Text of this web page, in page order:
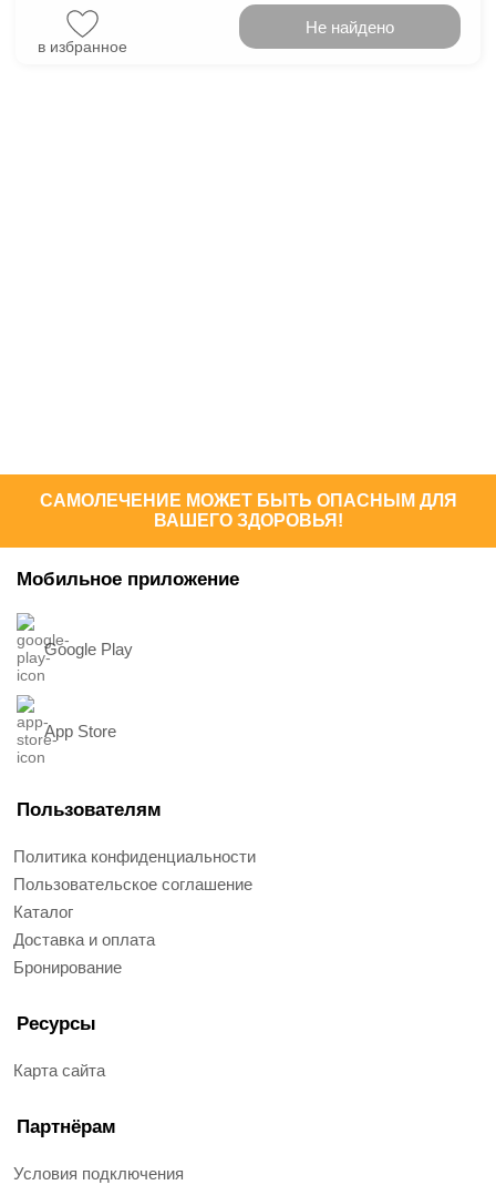
в избранное
Не найдено
САМОЛЕЧЕНИЕ МОЖЕТ БЫТЬ ОПАСНЫМ ДЛЯ
ВАШЕГО ЗДОРОВЬЯ!
Мобильное приложение
Google Play
App Store
Пользователям
Политика конфиденциальности
Пользовательское соглашение
Каталог
Доставка и оплата
Бронирование
Ресурсы
Карта сайта
Партнёрам
Условия подключения